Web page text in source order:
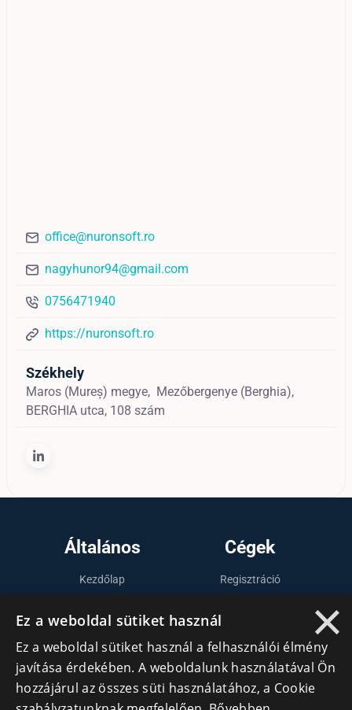
office@nuronsoft.ro
nagyhunor94@gmail.com
0756471940
https://nuronsoft.ro
Székhely
Maros (Mureș) megye, Mezőbergenye (Berghia),
BERGHIA utca, 108 szám
Általános
Kezdőlap
Kapcsolat
Cégek
Regisztráció
×
Ez a weboldal sütiket használ
Ez a weboldal sütiket használ a felhasználói élmény
javítása érdekében. A weboldalunk használatával Ön
hozzájárul az összes süti használatához, a Cookie